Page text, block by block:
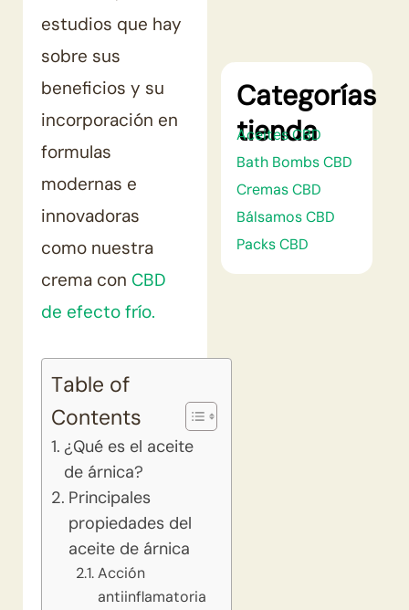
estudios que hay
sobre sus
beneficios y su
incorporación en
formulas
modernas e
innovadoras
como nuestra
crema con CBD
de efecto frío.
Table of
Contents
¿Qué es el aceite
de árnica?
Principales
propiedades del
aceite de árnica
Acción
antiinflamatoria
Categorías
tienda
Aceites CBD
Bath Bombs CBD
Cremas CBD
Bálsamos CBD
Packs CBD